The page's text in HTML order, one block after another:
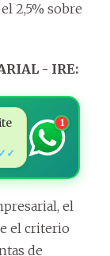
2,5% sobre
- IRE:
✓✓
1
el
el criterio
de